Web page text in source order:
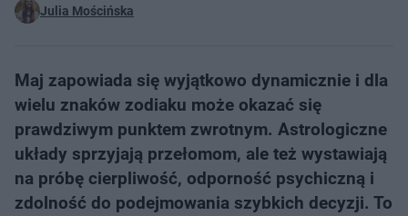
Julia Mościńska
Maj zapowiada się wyjątkowo dynamicznie i dla
wielu znaków zodiaku może okazać się
prawdziwym punktem zwrotnym. Astrologiczne
układy sprzyjają przełomom, ale też wystawiają
na próbę cierpliwość, odporność psychiczną i
zdolność do podejmowania szybkich decyzji. To